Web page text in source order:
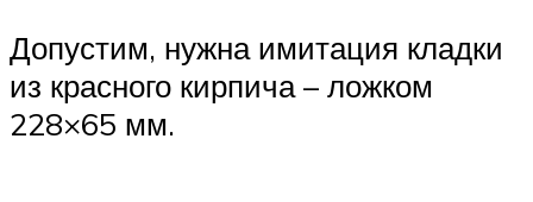
Допустим, нужна имитация кладки
из красного кирпича – ложком
228×65 мм.